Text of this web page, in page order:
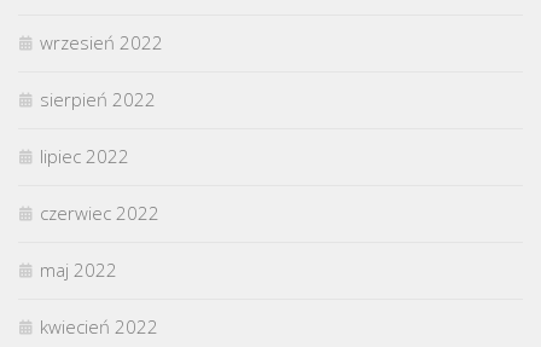
wrzesień 2022
sierpień 2022
lipiec 2022
czerwiec 2022
maj 2022
kwiecień 2022